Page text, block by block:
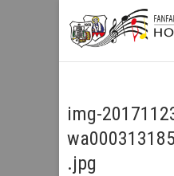
img-
.jpg